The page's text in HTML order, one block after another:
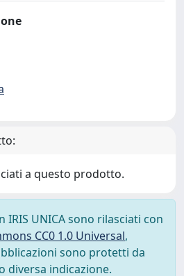
a questo prodotto.
UNICA sono rilasciati con
CC0 1.0 Universal,
sono protetti da
diversa indicazione.